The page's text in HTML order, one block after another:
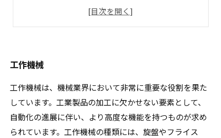
おすすめの工作機械ブランド
工作機械
工作機械は、機械業界において非常に重要な役割を果た
しています。工業製品の加工に欠かせない要素として、
自動化の進展に伴い、より高度な機能を持つものが求め
られています。工作機械の種類には、旋盤やフライス